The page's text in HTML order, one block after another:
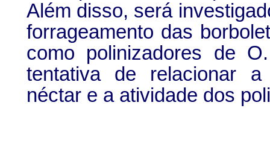
Além disso, será
forrageamento das
como polinizadores de
tentativa de relacionar
néctar e a atividade dos